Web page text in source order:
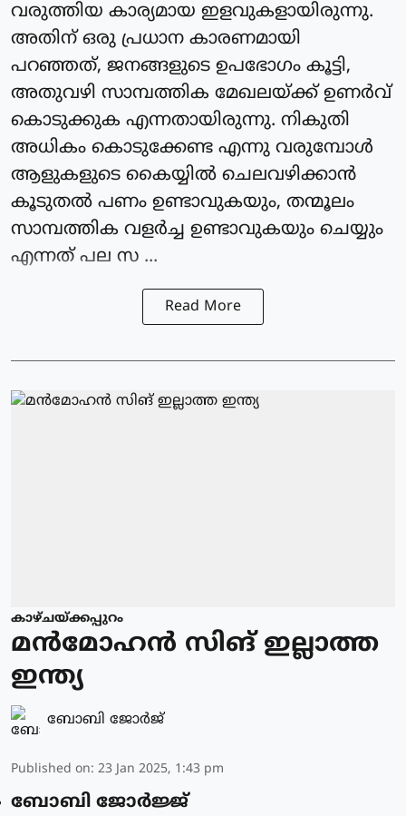
വരുത്തിയ കാര്യമായ ഇളവുകളായിരുന്നു.
അതിന് ഒരു പ്രധാന കാരണമായി
പറഞ്ഞത്, ജനങ്ങളുടെ ഉപഭോഗം കൂട്ടി,
അതുവഴി സാമ്പത്തിക മേഖലയ്ക്ക് ഉണര്‍വ്
കൊടുക്കുക എന്നതായിരുന്നു. നികുതി
അധികം കൊടുക്കേണ്ട എന്നു വരുമ്പോള്‍
ആളുകളുടെ കൈയ്യില്‍ ചെലവഴിക്കാന്‍
കൂടുതല്‍ പണം ഉണ്ടാവുകയും, തന്മൂലം
സാമ്പത്തിക വളര്‍ച്ച ഉണ്ടാവുകയും ചെയ്യും
എന്നത് പല സ ...
Read More
കാഴ്ചയ്ക്കപ്പുറം
മന്‍മോഹന്‍ സിങ് ഇല്ലാത്ത
ഇന്ത്യ
ബോബി ജോര്‍ജ്
Published on: 23 Jan 2025, 1:43 pm
ബോബി ജോര്‍ജ്ജ്